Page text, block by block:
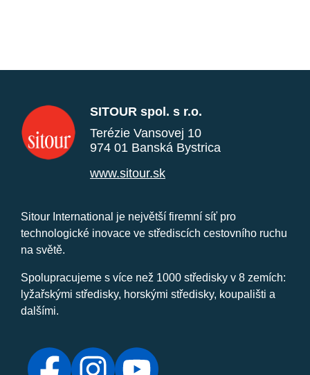
SITOUR spol. s r.o.
Terézie Vansovej 10
974 01 Banská Bystrica
www.sitour.sk
Sitour International je největší firemní síť pro
technologické inovace ve střediscích cestovního ruchu
na světě.
Spolupracujeme s více než 1000 středisky v 8 zemích:
lyžařskými středisky, horskými středisky, koupališti a
dalšími.